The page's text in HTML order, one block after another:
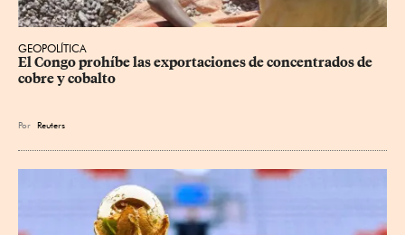
GEOPOLÍTICA
El Congo prohíbe las exportaciones de concentrados de
cobre y cobalto
Por Reuters